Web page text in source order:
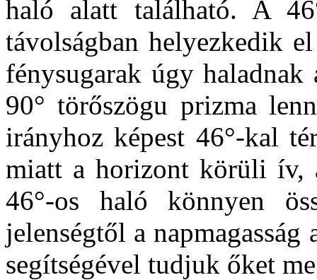
haló alatt található. A
távolságban helyezkedik
fénysugarak úgy
90° törőszögu prizma
irányhoz képest 46°-kal
miatt a horizont körüli ív,
46°-os haló könnyen
jelenségtől a
segítségével tudjuk őket